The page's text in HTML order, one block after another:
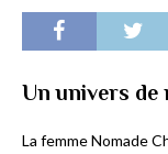
Un univers de
La femme Nomade